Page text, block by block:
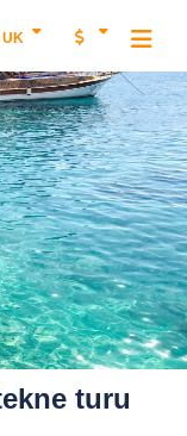
UK
turu